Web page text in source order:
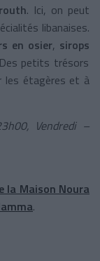
. Ici, on peut
libanaises.
en osier, sirops
petits trésors
les étagères et à
Vendredi –
la Maison Noura
.